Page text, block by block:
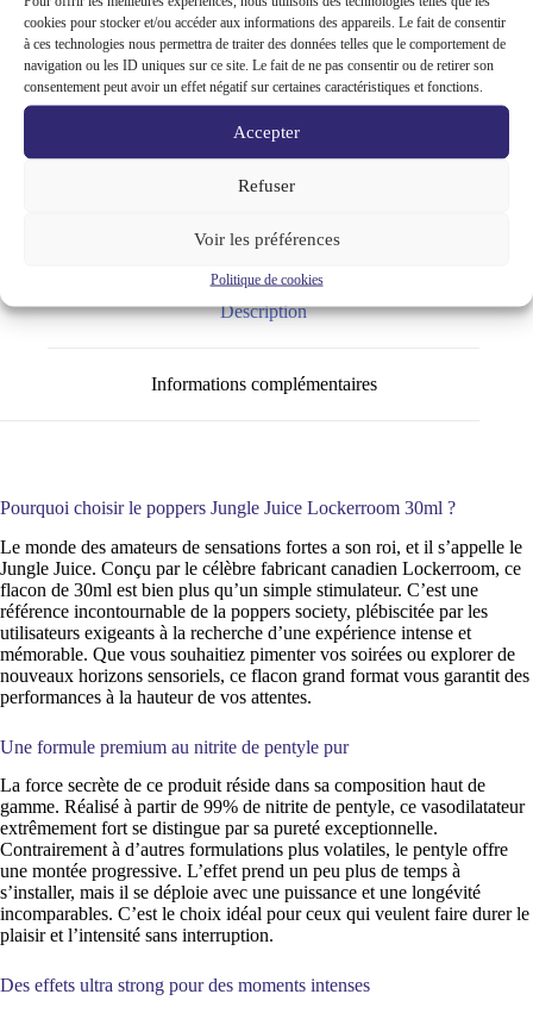
cookies pour stocker et/ou accéder aux informations des appareils. Le fait de consentir
à ces technologies nous permettra de traiter des données telles que le comportement de
navigation ou les ID uniques sur ce site. Le fait de ne pas consentir ou de retirer son
consentement peut avoir un effet négatif sur certaines caractéristiques et fonctions.
Accepter
Refuser
Voir les préférences
Politique de cookies
Juice
Lockerroom
Pentyle
Quantité mix 4 - 17 18 - 35
36+
Prix dégressif
11,80€ 11,18€ 10,56€
UGS :
Jungle Juice Lockerroom
Description
Informations complémentaires
Pourquoi choisir le poppers Jungle Juice Lockerroom 30ml ?
Le monde des amateurs de sensations fortes a son roi, et il s’appelle le
Jungle Juice. Conçu par le célèbre fabricant canadien Lockerroom, ce
flacon de 30ml est bien plus qu’un simple stimulateur. C’est une
référence incontournable de la poppers society, plébiscitée par les
utilisateurs exigeants à la recherche d’une expérience intense et
mémorable. Que vous souhaitiez pimenter vos soirées ou explorer de
nouveaux horizons sensoriels, ce flacon grand format vous garantit des
performances à la hauteur de vos attentes.
Une formule premium au nitrite de pentyle pur
La force secrète de ce produit réside dans sa composition haut de
gamme. Réalisé à partir de 99% de nitrite de pentyle, ce vasodilatateur
extrêmement fort se distingue par sa pureté exceptionnelle.
Contrairement à d’autres formulations plus volatiles, le pentyle offre
une montée progressive. L’effet prend un peu plus de temps à
s’installer, mais il se déploie avec une puissance et une longévité
incomparables. C’est le choix idéal pour ceux qui veulent faire durer le
plaisir et l’intensité sans interruption.
Des effets ultra strong pour des moments intenses